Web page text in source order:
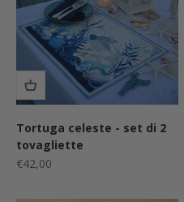
Tortuga celeste - set di 2
tovagliette
Prezzo scontato
€42,00